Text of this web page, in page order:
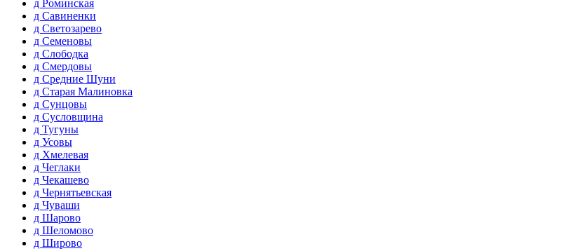
д Роминская
д Савиненки
д Светозарево
д Семеновы
д Слободка
д Смердовы
д Средние Шуни
д Старая Малиновка
д Сунцовы
д Сусловщина
д Тугуны
д Усовы
д Хмелевая
д Чеглаки
д Чекашево
д Чернятьевская
д Чуваши
д Шарово
д Шеломово
д Широво